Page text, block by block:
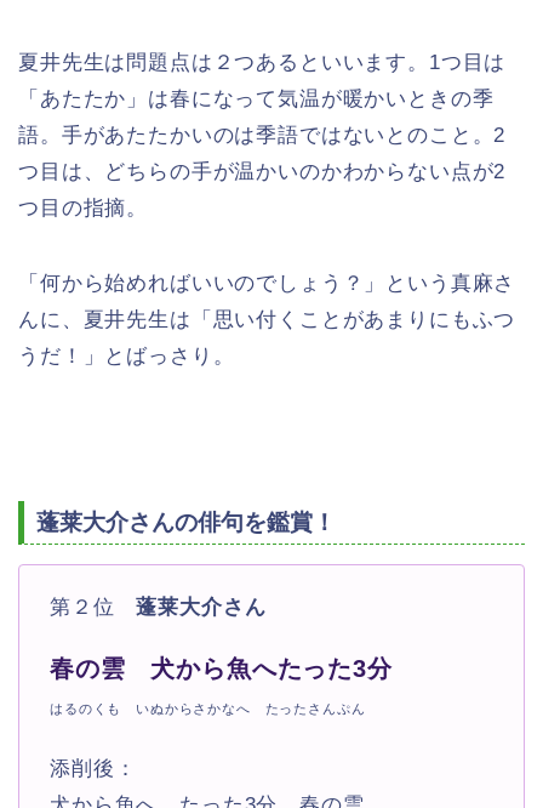
夏井先生は問題点は２つあるといいます。1つ目は
「あたたか」は春になって気温が暖かいときの季
語。手があたたかいのは季語ではないとのこと。2
つ目は、どちらの手が温かいのかわからない点が2
つ目の指摘。
「何から始めればいいのでしょう？」という真麻さ
んに、夏井先生は「思い付くことがあまりにもふつ
うだ！」とばっさり。
蓬莱大介さんの俳句を鑑賞！
第２位蓬莱大介さん
春の雲 犬から魚へたった3分
はるのくも いぬからさかなへ たったさんぷん
添削後：